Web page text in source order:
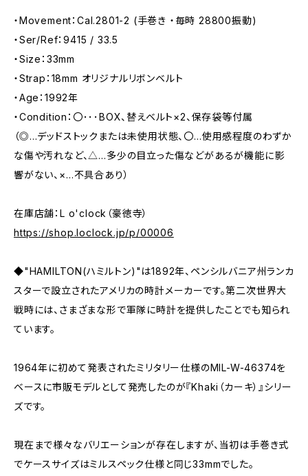
・Movement：Cal.2801-2 (手巻き ・毎時 28800振動)
・Ser/Ref：9415 / 33.5
・Size：33mm
・Strap：18mm オリジナルリボンベルト
・Age：1992年
・Condition：〇･･･BOX、替えベルト×2、保存袋等付属
（◎…デッドストックまたは未使用状態、〇…使用感程度のわずか
な傷や汚れなど、△…多少の目立った傷などがあるが機能に影
響がない、×…不具合あり）
在庫店舗：L o'clock（豪徳寺）
https://shop.loclock.jp/p/00006
◆"HAMILTON(ハミルトン)"は1892年、ペンシルバニア州ランカ
スターで設立されたアメリカの時計メーカーです。第二次世界大
戦時には、さまざまな形で軍隊に時計を提供したことでも知られ
ています。
1964年に初めて発表されたミリタリー仕様のMIL-W-46374を
ベースに市販モデルとして発売したのが『Khaki（カーキ）』シリー
ズです。
現在まで様々なバリエーションが存在しますが、当初は手巻き式
でケースサイズはミルスペック仕様と同じ33mmでした。